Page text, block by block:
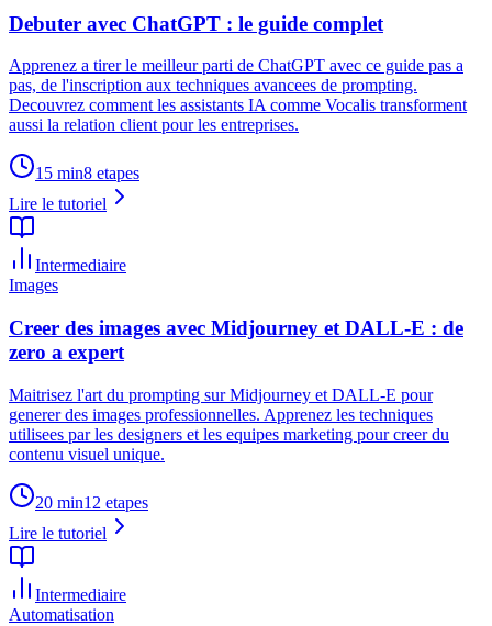
Debuter avec ChatGPT : le guide complet
Apprenez a tirer le meilleur parti de ChatGPT avec ce guide pas a
pas, de l'inscription aux techniques avancees de prompting.
Decouvrez comment les assistants IA comme Vocalis transforment
aussi la relation client pour les entreprises.
15 min8 etapes
Lire le tutoriel
Intermediaire
Images
Creer des images avec Midjourney et DALL-E : de
zero a expert
Maitrisez l'art du prompting sur Midjourney et DALL-E pour
generer des images professionnelles. Apprenez les techniques
utilisees par les designers et les equipes marketing pour creer du
contenu visuel unique.
20 min12 etapes
Lire le tutoriel
Intermediaire
Automatisation